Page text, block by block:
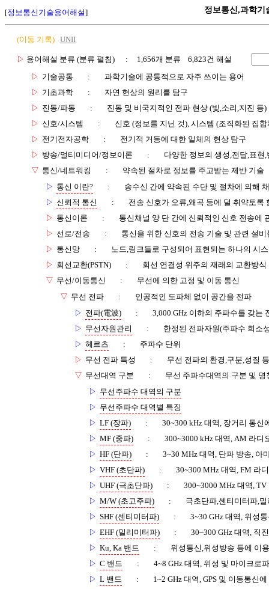
[정보통신기술용어해설] 정보통신,과학기
(이동 기록) UNII
▷ 용어해설 분류 (분류 펼침)
: 1,656개 분류 6,823건 해설
▷ 기술공통 :
과학기술에 공통적으로 자주 쓰이는 용어
▷ 기초과학 :
자연 현상의 원리를 탐구
▷ 진동/파동 :
진동 및 비국지적인 전파 현상 (빛,소리,지진 등)
▷ 신호/시스템 :
신호 (정보를 지닌 것), 시스템 (조직화된 집합
▷ 전기전자공학 :
전기적 거동에 대한 일체의 현상 탐구
▷ 방송/멀티미디어/정보이론 :
다양한 정보의 생성,전달,표현
▽ 통신/네트워킹 :
약속된 절차로 정보를 주고받는 제반 기술
▷ 통신 이란? :
송수신 간에 약속된 수단 및 절차에 의해
▷ 신뢰적 통신 :
전송 신호가 오류,왜곡 등에 덜 취약토록
▷ 통신이론 :
통신채널 양 단 간에 신뢰적인 신호 전송에
▷ 선로/전송 :
통신을 위한 신호의 전송 기술 및 관련 설비
▷ 통신망 :
노드,링크들로 구성되어 표현되는 하나의 시
▷ 회선교환(PSTN) :
회선 연결성 위주의 재래의 교환방식
▽ 무선/이동통신 :
무선에 의한 고정 및 이동 통신
▽ 무선 전파 :
인공적인 도파체 없이 공간을 전파
▷ 전파(電波) :
3,000 GHz 이하의 주파수를 갖는
▷ 무선자원관리 :
한정된 전파자원(주파수 희소
▷ 헤르츠 :
주파수 단위
▷ 무선 전파 특성 :
무선 전파의 환경,구분,성질 등
▽ 무선대역 구분 :
무선 주파수대역의 구분 및 명
▷ 무선주파수 대역의 구분
▷ 무선주파수 대역별 특징
▷ LF (장파) :
30~300 kHz 대역, 장거리 통신
▷ MF (중파) :
300~3000 kHz 대역, AM 라디
▷ HF (단파) :
3~30 MHz 대역, 단파 방송, 아
▷ VHF (초단파) :
30~300 MHz 대역, FM 라
▷ UHF (극초단파) :
300~3000 MHz 대역,
▷ M/W (초고주파) :
극초단파,센티미터파,
▷ SHF (센티미터파) :
3~30 GHz 대역, 위성
▷ EHF (밀리미터파) :
30~300 GHz 대역, 직
▷ Ku, Ka 밴드 :
위성통신,위성방송 등에 이
▷ C 밴드 :
4~8 GHz 대역, 위성 및 마이크로
▷ L 밴드 :
1~2 GHz 대역, GPS 및 이동통신